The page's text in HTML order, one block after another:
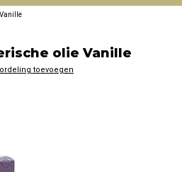
olie Vanille
toevoegen